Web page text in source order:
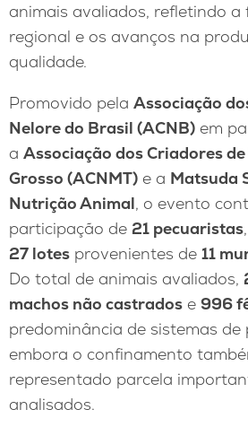
animais avaliados, refletindo a
regional e os avanços na
qualidade.
Promovido pela Associação
Nelore do Brasil (ACNB) em
a Associação dos Criadores
Grosso (ACNMT) e a Matsuda
Nutrição Animal, o evento
participação de 21 pecuaristas
27 lotes provenientes de 11
Do total de animais avaliados,
machos não castrados e 996
predominância de sistemas
embora o confinamento
representado parcela
analisados.